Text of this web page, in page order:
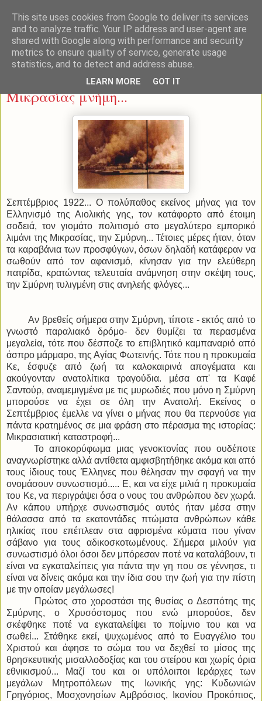
Κυριακή 7 Σεπτεμβρίου 2014
Μικρασίας μνήμη...
Σεπτέμβριος 1922... Ο πολύπαθος εκείνος μήνας για τον
Ελληνισμό της Αιολικής γης, τον κατάφορτο από έτοιμη
σοδειά, τον γιομάτο πολιτισμό στο μεγαλύτερο εμπορικό
λιμάνι της Μικρασίας, την Σμύρνη... Τέτοιες μέρες ήταν, όταν
τα καραβάνια των προσφύγων, όσων δηλαδή κατάφεραν να
σωθούν από τον αφανισμό, κίνησαν για την ελεύθερη
πατρίδα, κρατώντας τελευταία ανάμνηση στην σκέψη τους,
την Σμύρνη τυλιγμένη στις ανηλεής φλόγες...
Αν βρεθείς σήμερα στην Σμύρνη, τίποτε - εκτός από το
γνωστό παραλιακό δρόμο- δεν θυμίζει τα περασμένα
μεγαλεία, τότε που δέσποζε το επιβλητικό καμπαναριό από
άσπρο μάρμαρο, της Αγίας Φωτεινής. Τότε που η προκυμαία
Κε, έσφυζε από ζωή τα καλοκαιρινά απογέματα και
ακούγονταν ανατολίτικα τραγούδια. μέσα απ' τα Καφέ
Σαντούρ, αναμεμιγμένα με τις μυρωδιές που μόνο η Σμύρνη
μπορούσε να έχει σε όλη την Ανατολή. Εκείνος ο
Σεπτέμβριος έμελλε να γίνει ο μήνας που θα περνούσε για
πάντα κρατημένος σε μια φράση στο πέρασμα της ιστορίας:
Μικρασιατική καταστροφή...
Το αποκορύφωμα μιας γενοκτονίας που ουδέποτε
αναγνωρίστηκε αλλά αντίθετα αμφισβητήθηκε ακόμα και από
τους ίδιους τους Έλληνες που θέλησαν την σφαγή να την
ονομάσουν συνωστισμό..... Ε, και να είχε μιλιά η προκυμαία
του Κε, να περιγράψει όσα ο νους του ανθρώπου δεν χωρά.
Αν κάπου υπήρχε συνωστισμός αυτός ήταν μέσα στην
θάλασσα από τα εκατοντάδες πτώματα ανθρώπων κάθε
ηλικίας που επέπλεαν στα αφρισμένα κύματα που γίναν
σάβανο για τους αδικοσκοτωμένους. Σήμερα μιλούν για
συνωστισμό όλοι όσοι δεν μπόρεσαν ποτέ να καταλάβουν, τι
είναι να εγκαταλείπεις για πάντα την γη που σε γέννησε, τι
είναι να δίνεις ακόμα και την ίδια σου την ζωή για την πίστη
με την οποίαν μεγάλωσες!
Πρώτος στο χοροστάσι της θυσίας ο Δεσπότης της
Σμύρνης, ο Χρυσόστομος που ενώ μπορούσε, δεν
σκέφθηκε ποτέ να εγκαταλείψει το ποίμνιο του και να
σωθεί... Στάθηκε εκεί, ψυχωμένος από το Ευαγγέλιο του
Χριστού και άφησε το σώμα του να δεχθεί το μίσος της
θρησκευτικής μισαλλοδοξίας και του στείρου και χωρίς όρια
εθνικισμού... Μαζί του και οι υπόλοιποι Ιεράρχες των
μεγάλων Μητροπόλεων της Ιωνικής γης: Κυδωνιών
Γρηγόριος, Μοσχονησίων Αμβρόσιος, Ικονίου Προκόπιος,
This site uses cookies from Google to deliver its services
and to analyze traffic. Your IP address and user-agent are
shared with Google along with performance and security
metrics to ensure quality of service, generate usage
statistics, and to detect and address abuse.
LEARN MORE GOT IT